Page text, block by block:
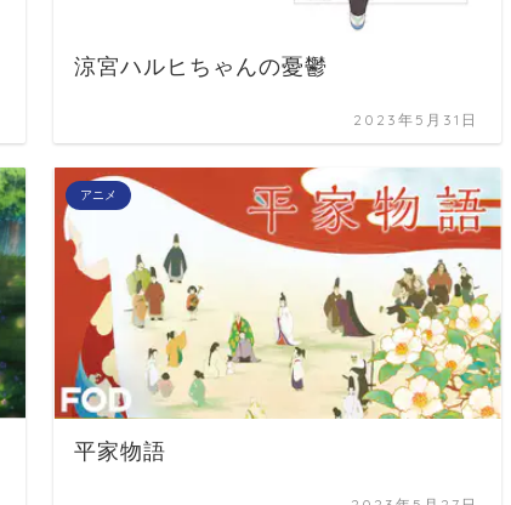
涼宮ハルヒちゃんの憂鬱
2023年5月31日
アニメ
平家物語